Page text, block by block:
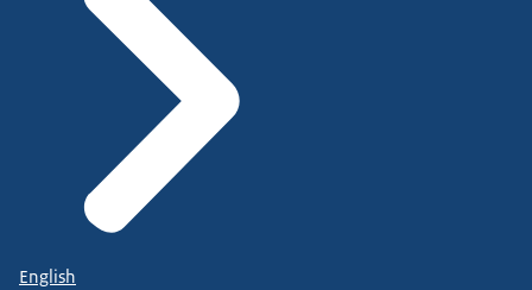
English